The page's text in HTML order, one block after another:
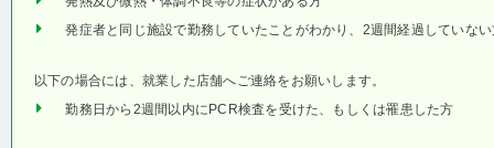
発症者と同じ施設で勤務していたことがわかり、2週間経過していな
以下の場合には、就業した店舗へご連絡をお願いします。
勤務日から2週間以内にPCR検査を受けた、もしくは罹患した方